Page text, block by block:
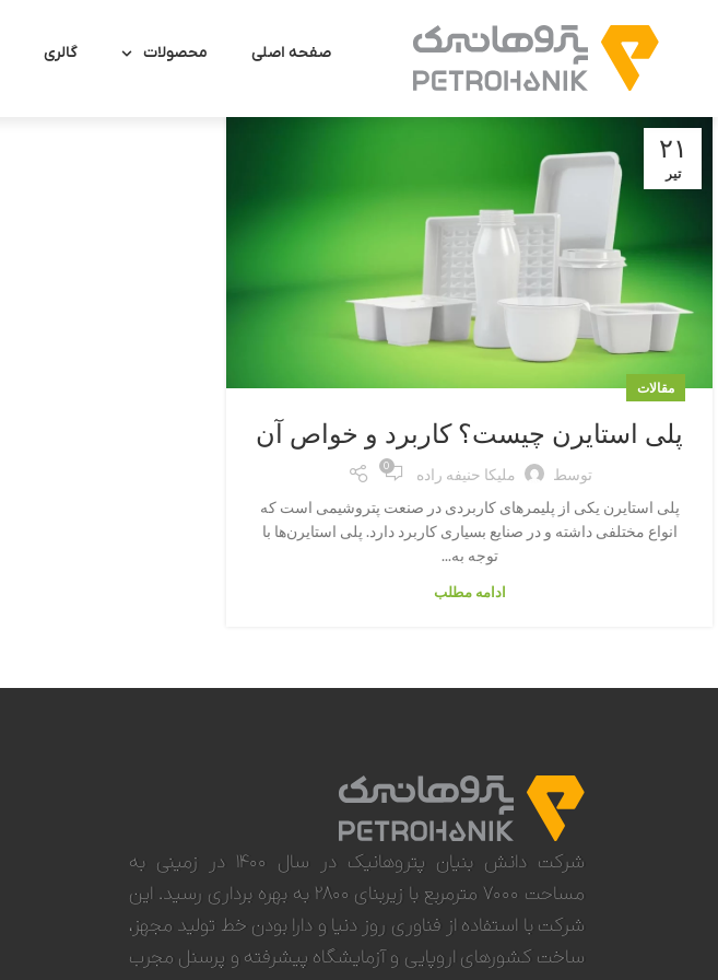
صفحه اصلی محصولات گالری
۲۱
تیر
مقالات
پلی استایرن چیست؟ کاربرد و خواص آن
توسط ملیکا حنیفه راده 0
پلی استایرن یکی از پلیمرهای کاربردی در صنعت پتروشیمی است که
انواع مختلفی داشته و در صنایع بسیاری کاربرد دارد. پلی استایرن‌ها با
توجه به...
ادامه مطلب
شرکت دانش بنیان پتروهانیک در سال ۱۴۰۰ در زمینی به
مساحت ۷۰۰۰ مترمربع با زیربنای ۲۸۰۰ به بهره برداری رسید. این
شرکت با استفاده از فناوری روز دنیا و دار‌‌ا‌‌‌‌‌‌‌‌ بودن خط تولید مجهز،
ساخت کشورهای اروپایی و آزمایشگاه پیشرفته و پرسنل مجرب